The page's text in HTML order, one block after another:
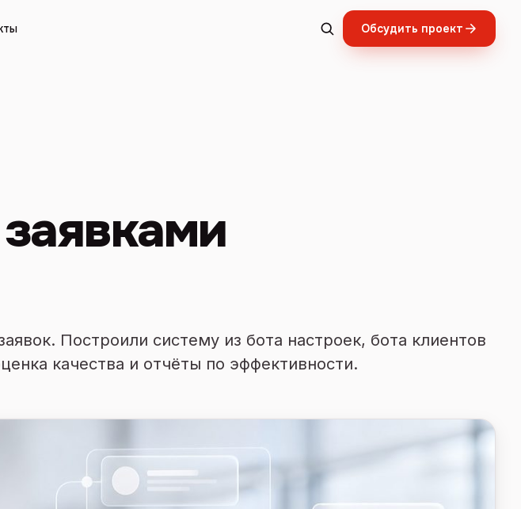
Обсудить проект
Построили систему из бота настроек, бота клиентов
качества и отчёты по эффективности.